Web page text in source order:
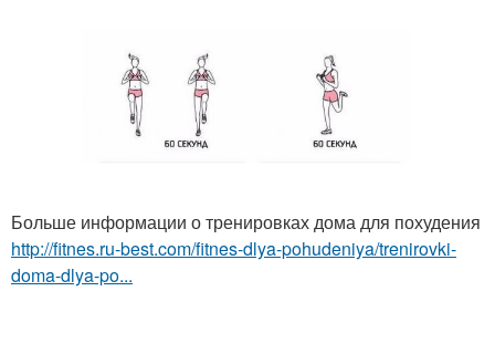
Больше информации о тренировках дома для похудения
http://fitnes.ru-best.com/fitnes-dlya-pohudeniya/trenirovki-
doma-dlya-po...